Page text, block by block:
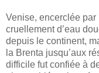
Venise, encerclée par
cruellement d’eau
depuis le continent,
la Brenta jusqu’aux
difficile fut confiée à